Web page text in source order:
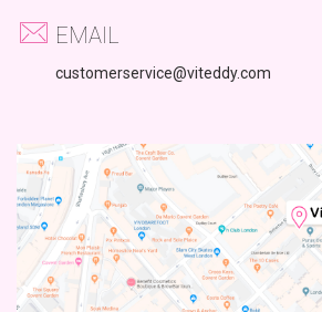
EMAIL
customerservice@viteddy.com